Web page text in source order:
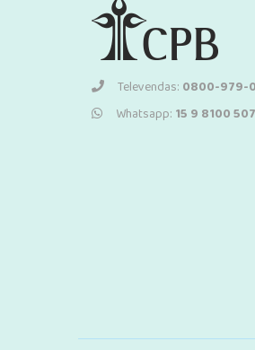
Televendas: 0800-979-
Whatsapp: 15 9 8100